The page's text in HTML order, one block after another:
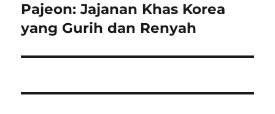
Next
post:
Pajeon: Jajanan Khas Korea
yang Gurih dan Renyah